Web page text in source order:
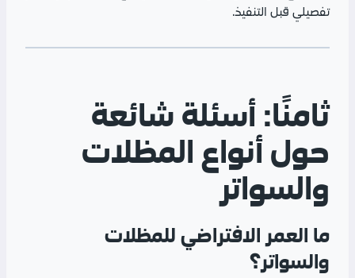
تفصيلي قبل التنفيذ.
ثامنًا: أسئلة شائعة
حول أنواع المظلات
والسواتر
ما العمر الافتراضي للمظلات
والسواتر؟